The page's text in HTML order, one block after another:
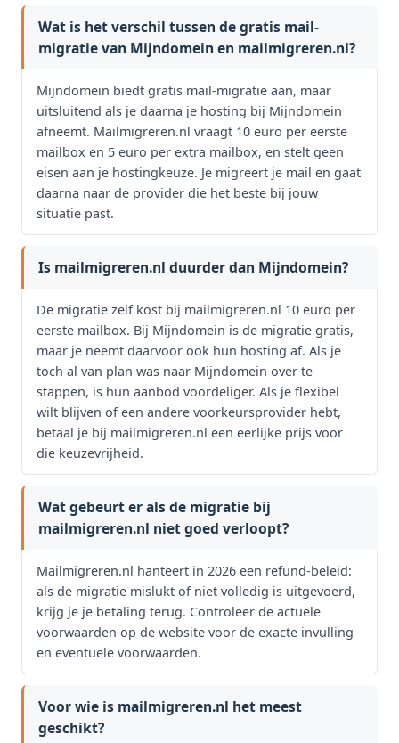
Wat is het verschil tussen de gratis mail-
migratie van Mijndomein en mailmigreren.nl?
Mijndomein biedt gratis mail-migratie aan, maar
uitsluitend als je daarna je hosting bij Mijndomein
afneemt. Mailmigreren.nl vraagt 10 euro per eerste
mailbox en 5 euro per extra mailbox, en stelt geen
eisen aan je hostingkeuze. Je migreert je mail en gaat
daarna naar de provider die het beste bij jouw
situatie past.
Is mailmigreren.nl duurder dan Mijndomein?
De migratie zelf kost bij mailmigreren.nl 10 euro per
eerste mailbox. Bij Mijndomein is de migratie gratis,
maar je neemt daarvoor ook hun hosting af. Als je
toch al van plan was naar Mijndomein over te
stappen, is hun aanbod voordeliger. Als je flexibel
wilt blijven of een andere voorkeursprovider hebt,
betaal je bij mailmigreren.nl een eerlijke prijs voor
die keuzevrijheid.
Wat gebeurt er als de migratie bij
mailmigreren.nl niet goed verloopt?
Mailmigreren.nl hanteert in 2026 een refund-beleid:
als de migratie mislukt of niet volledig is uitgevoerd,
krijg je je betaling terug. Controleer de actuele
voorwaarden op de website voor de exacte invulling
en eventuele voorwaarden.
Voor wie is mailmigreren.nl het meest
geschikt?